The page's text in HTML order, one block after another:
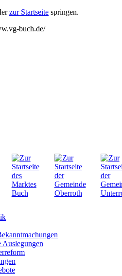
zur Startseite springen.
buch.de/